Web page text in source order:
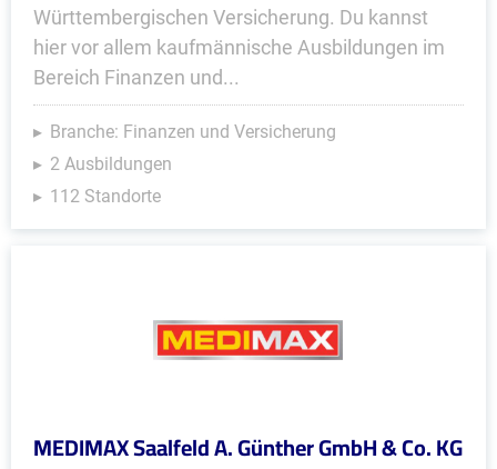
Württembergischen Versicherung. Du kannst
hier vor allem kaufmännische Ausbildungen im
Bereich Finanzen und...
Branche: Finanzen und Versicherung
2 Ausbildungen
112 Standorte
MEDIMAX Saalfeld A. Günther GmbH & Co. KG